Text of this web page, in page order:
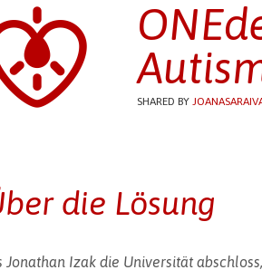
SHARED BY
die Lösung
Jonathan Izak die Universität